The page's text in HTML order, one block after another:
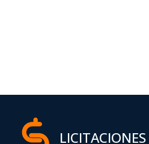
LICITACIONES